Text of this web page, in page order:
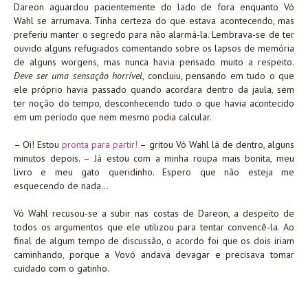
Dareon aguardou pacientemente do lado de fora enquanto Vó
Wahl se arrumava. Tinha certeza do que estava acontecendo, mas
preferiu manter o segredo para não alarmá-la. Lembrava-se de ter
ouvido alguns refugiados comentando sobre os lapsos de memória
de alguns worgens, mas nunca havia pensado muito a respeito.
Deve ser uma sensação horrível, concluiu, pensando em tudo o que
ele próprio havia passado quando acordara dentro da jaula, sem
ter noção do tempo, desconhecendo tudo o que havia acontecido
em um período que nem mesmo podia calcular.
– Oi! Estoupronta para partir! – gritou Vó Wahl lá de dentro, alguns
minutos depois. – Já estou com a minha roupa mais bonita, meu
livro e meu gato queridinho. Espero que não esteja me
esquecendo de nada…
Vó Wahl recusou-se a subir nas costas de Dareon, a despeito de
todos os argumentos que ele utilizou para tentar convencê-la. Ao
final de algum tempo de discussão, o acordo foi que os dois iriam
caminhando, porque a Vovó andava devagar e precisava tomar
cuidado com o gatinho.